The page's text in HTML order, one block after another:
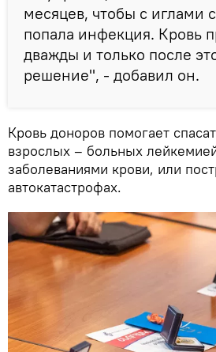
месяцев, чтобы с иглами
попала инфекция. Кровь
дважды и только после
решение", - добавил он.
Кровь доноров помогает
взрослых – больных
заболеваниями крови, или
автокатастрофах.